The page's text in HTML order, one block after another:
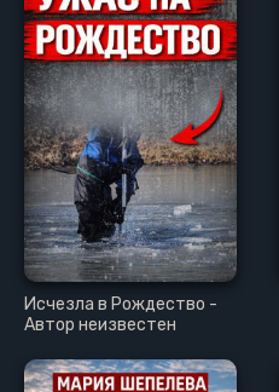
Исчезла в Рождество -
Автор неизвестен